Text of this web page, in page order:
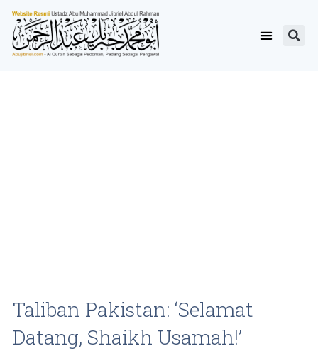
Taliban Pakistan: ‘Selamat
Datang, Shaikh Usamah!’